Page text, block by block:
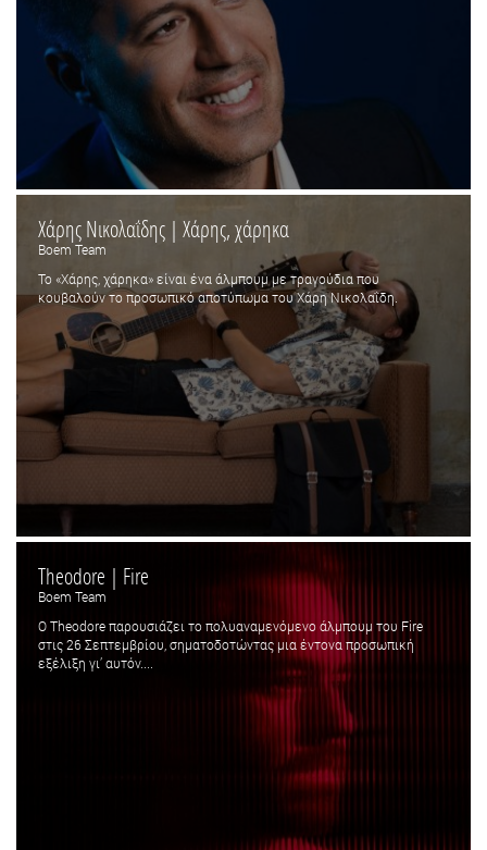
Χάρης Νικολαΐδης | Χάρης, χάρηκα
Boem Team
Το «Χάρης, χάρηκα» είναι ένα άλμπουμ με τραγούδια που
κουβαλούν το προσωπικό αποτύπωμα του Χάρη Νικολαΐδη.
Theodore | Fire
Boem Team
Ο Theodore παρουσιάζει το πολυαναμενόμενο άλμπουμ του Fire
στις 26 Σεπτεμβρίου, σηματοδοτώντας μια έντονα προσωπική
εξέλιξη γι’ αυτόν....